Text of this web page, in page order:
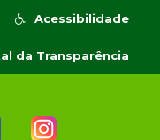
Acessibilidade
da Transparência